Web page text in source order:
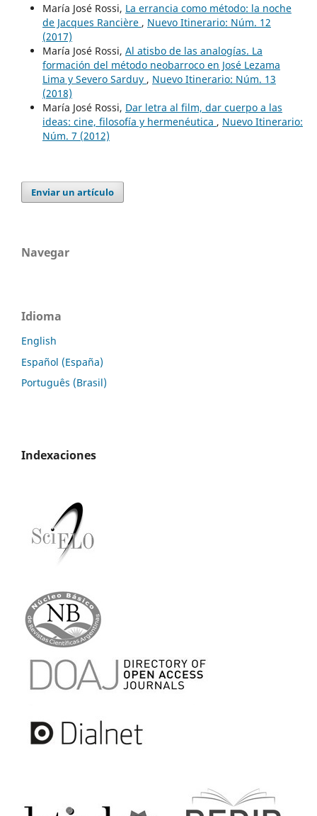
María José Rossi, La errancia como método: la noche
de Jacques Rancière , Nuevo Itinerario: Núm. 12
(2017)
María José Rossi, Al atisbo de las analogías. La
formación del método neobarroco en José Lezama
Lima y Severo Sarduy , Nuevo Itinerario: Núm. 13
(2018)
María José Rossi, Dar letra al film, dar cuerpo a las
ideas: cine, filosofía y hermenéutica , Nuevo Itinerario:
Núm. 7 (2012)
Enviar un artículo
Navegar
Idioma
English
Español (España)
Português (Brasil)
Indexaciones